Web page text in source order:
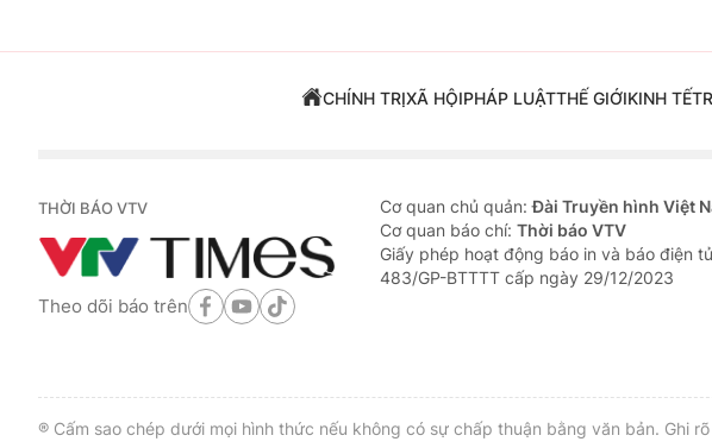
CHÍNH TRỊXÃ HỘIPHÁP LUẬTTHẾ GIỚIKINH TẾ
THỜI BÁO VTV
Theo dõi báo trên
Cơ quan chủ quản:Đài Truyền hình Việt
Cơ quan báo chí: Thời báo VTV
Giấy phép hoạt động báo in và báo điện
483/GP-BTTTT cấp ngày 29/12/2023
® Cấm sao chép dưới mọi hình thức nếu không có sự chấp thuận bằng văn bản. Ghi